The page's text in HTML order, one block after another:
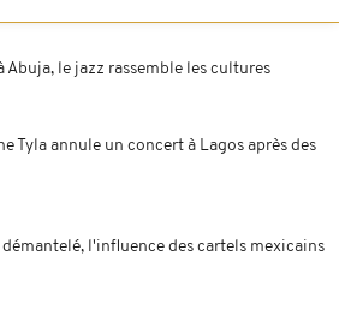
Abuja, le jazz rassemble les cultures
Tyla annule un concert à Lagos après des
l'influence des cartels mexicains